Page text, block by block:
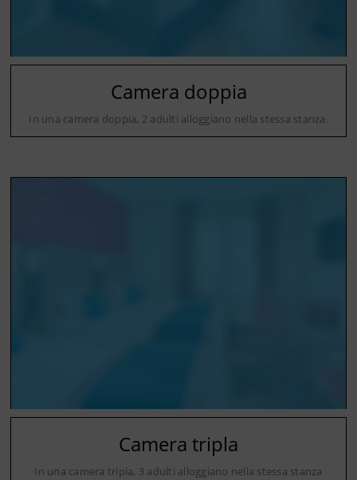
Camera doppia
In una camera doppia, 2 adulti alloggiano nella stessa stanza.
Camera tripla
In una camera tripla, 3 adulti alloggiano nella stessa stanza